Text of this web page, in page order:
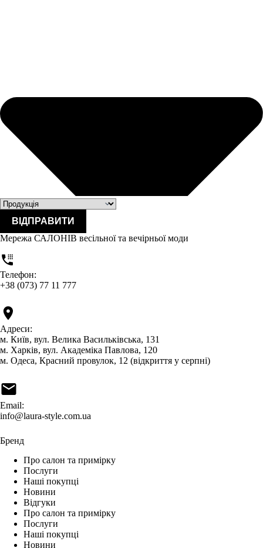
ВІДПРАВИТИ
Мережа САЛОНІВ весільної та вечірньої моди
Телефон:
+38 (073) 77 11 777
Адреси:
м. Київ, вул. Велика Васильківська, 131
м. Харків, вул. Академіка Павлова, 120
м. Одеса, Красний провулок, 12 (відкриття у серпні)
Email:
info@laura-style.com.ua
Бренд
Про салон та примірку
Послуги
Наші покупці
Новини
Відгуки
Про салон та примірку
Послуги
Наші покупці
Новини